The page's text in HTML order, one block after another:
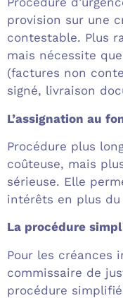
provision sur une
contestable. Plus
mais nécessite
(factures non
signé, livraison
L’assignation au
Procédure plus
coûteuse, mais
sérieuse. Elle
intérêts en plus
La procédure
Pour les créances
commissaire de
procédure